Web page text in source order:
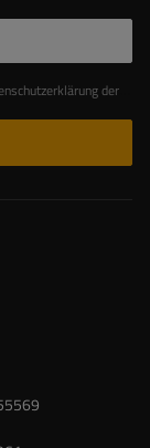
zur Kenntnis genommen habe